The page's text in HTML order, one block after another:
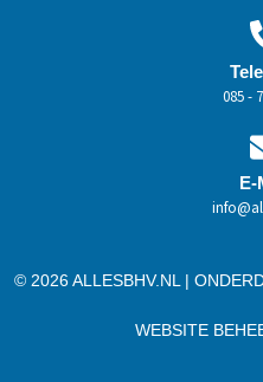
085 -
E-
© 2026 ALLESBHV.NL |
WEBSITE